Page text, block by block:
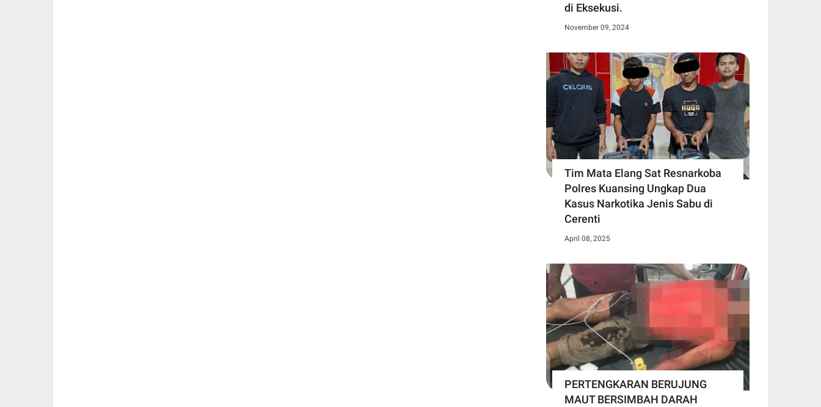
di Eksekusi.
November 09, 2024
Tim Mata Elang Sat Resnarkoba
Polres Kuansing Ungkap Dua
Kasus Narkotika Jenis Sabu di
Cerenti
April 08, 2025
PERTENGKARAN BERUJUNG
MAUT BERSIMBAH DARAH